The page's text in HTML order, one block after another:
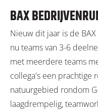
BAX
Nieuw dit jaar is de
nu teams van 3-6
met meerdere teams
collega's een prachtige
natuurgebied rondom
laagdrempelig,